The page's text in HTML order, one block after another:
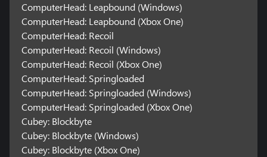
ComputerHead: Leapbound (Windows)
ComputerHead: Leapbound (Xbox One)
ComputerHead: Recoil
ComputerHead: Recoil (Windows)
ComputerHead: Recoil (Xbox One)
ComputerHead: Springloaded
ComputerHead: Springloaded (Windows)
ComputerHead: Springloaded (Xbox One)
Cubey: Blockbyte
Cubey: Blockbyte (Windows)
Cubey: Blockbyte (Xbox One)